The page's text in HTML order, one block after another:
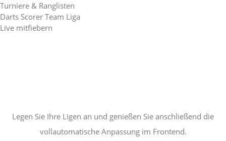
Turniere & Ranglisten
Darts Scorer Team Liga
Live mitfiebern
Legen Sie Ihre Ligen an und genießen Sie anschließend die
vollautomatische Anpassung im Frontend.